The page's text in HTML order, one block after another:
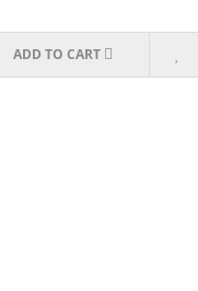
ADD TO CART